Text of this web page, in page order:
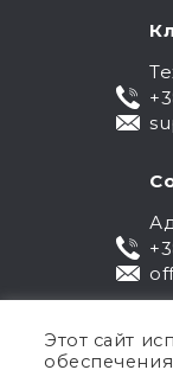
Этот сайт